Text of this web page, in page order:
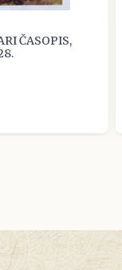
ČASOPIS,